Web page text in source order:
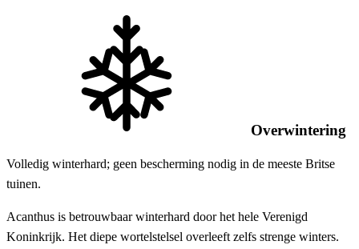
Overwintering
Volledig winterhard; geen bescherming nodig in de meeste Britse
tuinen.
Acanthus is betrouwbaar winterhard door het hele Verenigd
Koninkrijk. Het diepe wortelstelsel overleeft zelfs strenge winters.